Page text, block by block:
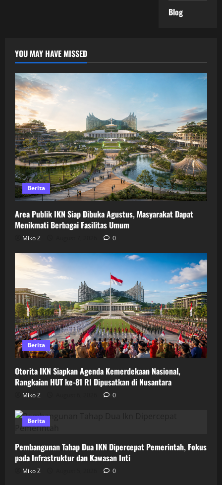
Blog
YOU MAY HAVE MISSED
Berita
Area Publik IKN Siap Dibuka Agustus, Masyarakat Dapat
Menikmati Berbagai Fasilitas Umum
Miko Z 0
Berita
Otorita IKN Siapkan Agenda Kemerdekaan Nasional,
Rangkaian HUT ke-81 RI Dipusatkan di Nusantara
Miko Z 0
Berita
Pembangunan Tahap Dua IKN Dipercepat Pemerintah, Fokus
pada Infrastruktur dan Kawasan Inti
Miko Z
0